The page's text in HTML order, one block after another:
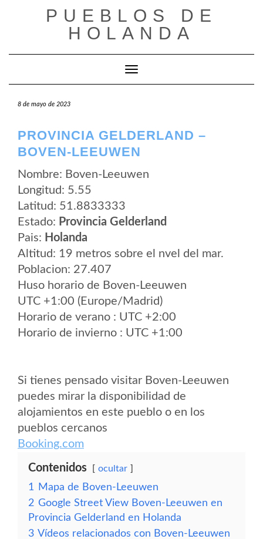
PUEBLOS DE
HOLANDA
Cambiar modo de navegación
8 de mayo de 2023
PROVINCIA GELDERLAND –
BOVEN-LEEUWEN
Nombre: Boven-Leeuwen
Longitud: 5.55
Latitud: 51.8833333
Estado: Provincia Gelderland
Pais: Holanda
Altitud: 19 metros sobre el nvel del mar.
Poblacion: 27.407
Huso horario de Boven-Leeuwen
UTC +1:00 (Europe/Madrid)
Horario de verano : UTC +2:00
Horario de invierno : UTC +1:00
Si tienes pensado visitar Boven-Leeuwen
puedes mirar la disponibilidad de
alojamientos en este pueblo o en los
pueblos cercanos
Booking.com
Contenidos ocultar
1
Mapa de Boven-Leeuwen
2 Google Street View Boven-Leeuwen en
Provincia Gelderland en Holanda
3 Vídeos relacionados con Boven-Leeuwen